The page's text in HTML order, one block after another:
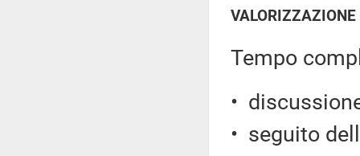
Tempo
•
• seguito